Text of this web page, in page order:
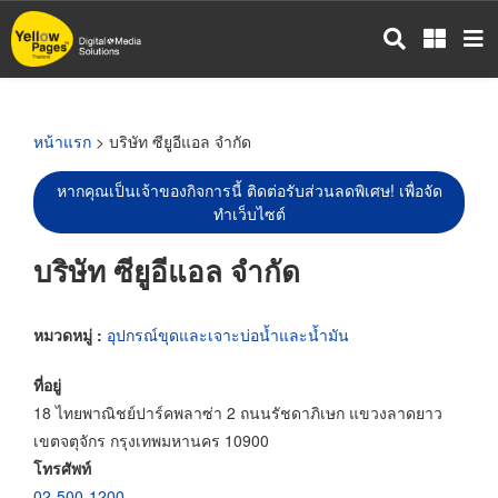
ข้าม
ไป
หน้าแรก > บริษัท ซียูอีแอล จำกัด
หากคุณเป็นเจ้าของกิจการนี้ ติดต่อรับส่วนลดพิเศษ! เพื่อจัด
ทำเว็บไซต์
บริษัท ซียูอีแอล จำกัด
หมวดหมู่ : อุปกรณ์ขุดและเจาะบ่อน้ำและน้ำมัน
ที่อยู่
18 ไทยพาณิชย์ปาร์คพลาซ่า 2 ถนนรัชดาภิเษก แขวงลาดยาว
เขตจตุจักร กรุงเทพมหานคร 10900
โทรศัพท์